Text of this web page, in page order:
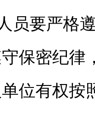
要严格遵
保密纪律
位有权按